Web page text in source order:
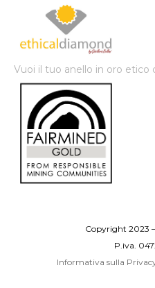
Vuoi il tuo anello in oro etico
Copyright 2023
P.iva.
Informativa sulla